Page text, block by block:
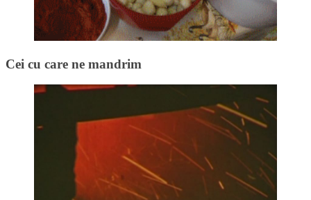
Cei cu care ne mandrim